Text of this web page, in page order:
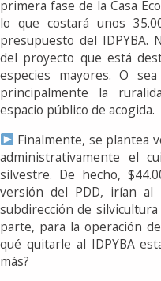
primera fase de la Casa
lo que costará unos
presupuesto del IDPYBA.
del proyecto que está
especies mayores. O
principalmente la
espacio público de acogida.
Finalmente, se plantea
administrativamente el
silvestre. De hecho,
versión del PDD, irían al
subdirección de
parte, para la operación
qué quitarle al IDPYBA
más?